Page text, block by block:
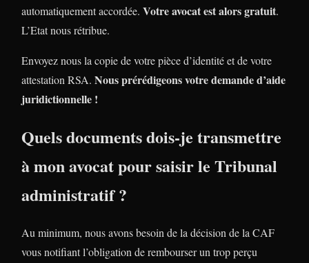
automatiquement accordée. Votre avocat est alors gratuit.
L’Etat nous rétribue.
Envoyez nous la copie de votre pièce d’identité et de votre
attestation RSA. Nous prérédigeons votre demande d’aide
juridictionnelle !
Quels documents dois-je transmettre
à mon avocat pour saisir le Tribunal
administratif ?
Au minimum, nous avons besoin de la décision de la CAF
vous notifiant l’obligation de rembourser un trop perçu